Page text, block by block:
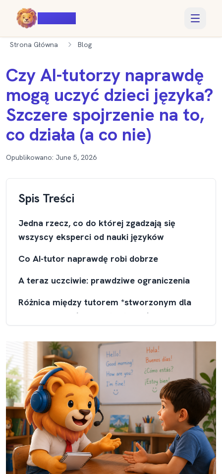
Strona Główna Blog
Czy AI-tutorzy naprawdę
mogą uczyć dzieci języka?
Szczere spojrzenie na to,
co działa (a co nie)
Opublikowano: June 5, 2026
Spis Treści
Jedna rzecz, co do której zgadzają się
wszyscy eksperci od nauki języków
Co AI-tutor naprawdę robi dobrze
A teraz uczciwie: prawdziwe ograniczenia
Różnica między tutorem *stworzonym dla
dzieci* a zwykłym chatbotem głosowym
2. Pamięta twoje dziecko i śledzi jego trudności
3. Opiera się na prawdziwej strukturze lekcji dla dzieci
4. Dopasowuje sposób mówienia do wieku dziecka
Mówienie jest celem — ale to nie wszystko
Czy to bezpieczne?
Więc — czy AI naprawdę może nauczyć
twoje dziecko języka?